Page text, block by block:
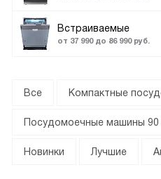
Встраиваемые
от 37 990 до 86 990 руб.
Все Компактные
Посудомоечные машины 90
Новинки Лучшие